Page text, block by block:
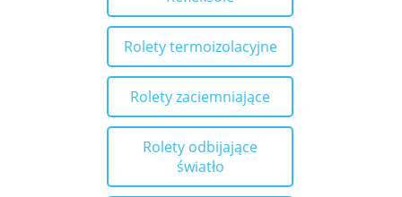
Rolety termoizolacyjne
Rolety zaciemniające
Rolety odbijające
światło